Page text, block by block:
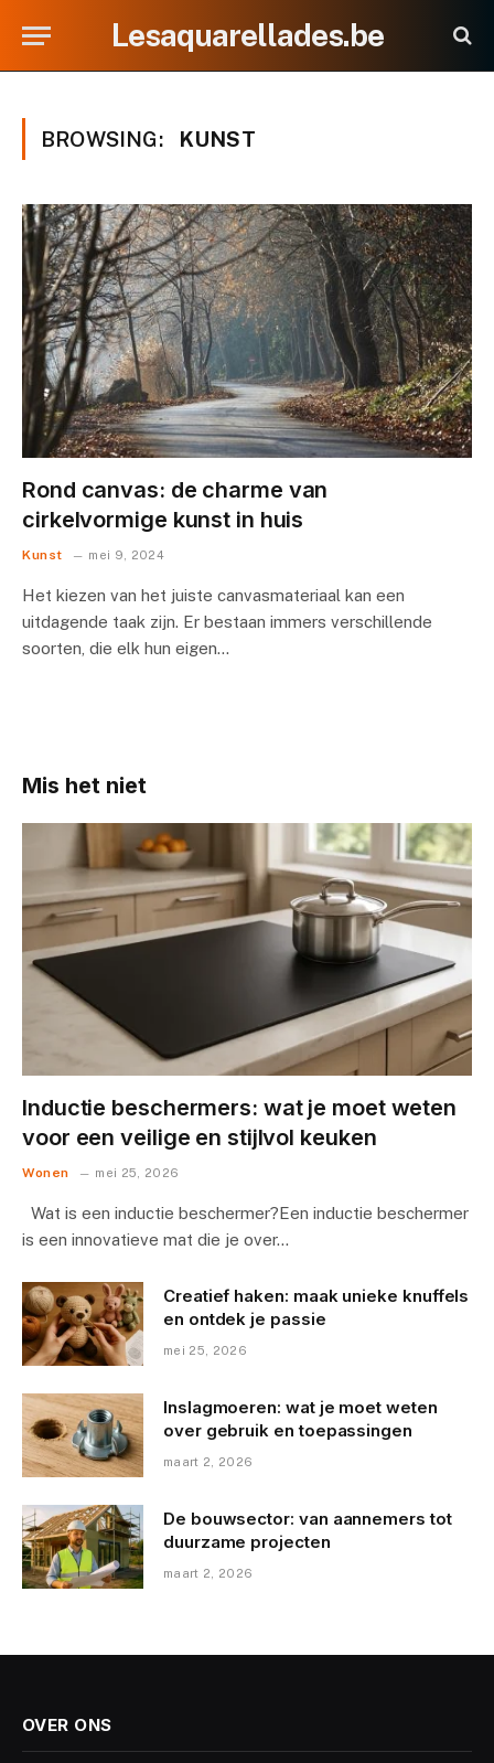
Lesaquarellades.be
BROWSING: KUNST
Rond canvas: de charme van
cirkelvormige kunst in huis
Kunst mei 9, 2024
Het kiezen van het juiste canvasmateriaal kan een
uitdagende taak zijn. Er bestaan immers verschillende
soorten, die elk hun eigen…
Mis het niet
Inductie beschermers: wat je moet weten
voor een veilige en stijlvol keuken
Wonen mei 25, 2026
Wat is een inductie beschermer?Een inductie beschermer
is een innovatieve mat die je over…
Creatief haken: maak unieke knuffels
en ontdek je passie
mei 25, 2026
Inslagmoeren: wat je moet weten
over gebruik en toepassingen
maart 2, 2026
De bouwsector: van aannemers tot
duurzame projecten
maart 2, 2026
OVER ONS